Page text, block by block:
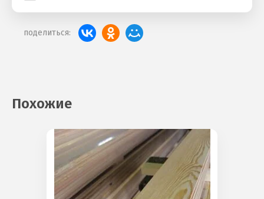
поделиться:
Похожие